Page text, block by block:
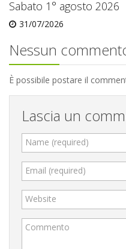
Sabato 1° agosto 2026
31/07/2026
Nessun
È possibile postare il
Lascia un
Name (required)
Email (required)
Website
Commento